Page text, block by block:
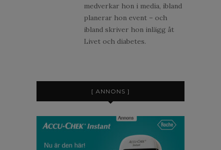
medverkar hon i media, ibland
planerar hon event – och
ibland skriver hon inlägg åt
Livet och diabetes.
[ ANNONS ]